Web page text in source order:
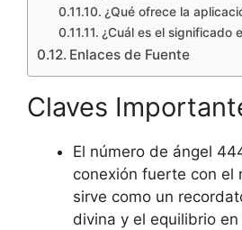
¿Qué ofrece la
¿Cuál es el significado
Enlaces de Fuente
Claves
El número de ángel
conexión fuerte con el
sirve como un
divina y el equilibrio